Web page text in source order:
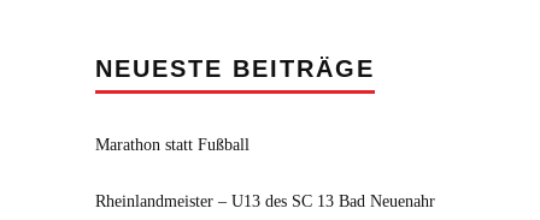
NEUESTE BEITRÄGE
Marathon statt Fußball
Rheinlandmeister – U13 des SC 13 Bad Neuenahr